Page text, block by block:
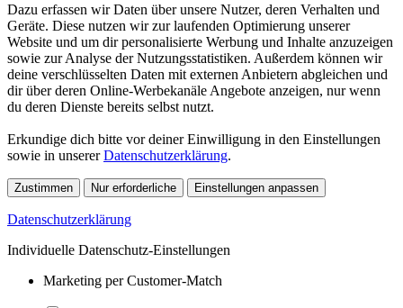
Dazu erfassen wir Daten über unsere Nutzer, deren Verhalten und
Geräte. Diese nutzen wir zur laufenden Optimierung unserer
Website und um dir personalisierte Werbung und Inhalte anzuzeigen
sowie zur Analyse der Nutzungsstatistiken. Außerdem können wir
deine verschlüsselten Daten mit externen Anbietern abgleichen und
dir über deren Online-Werbekanäle Angebote anzeigen, nur wenn
du deren Dienste bereits selbst nutzt.
Erkundige dich bitte vor deiner Einwilligung in den Einstellungen
sowie in unsererDatenschutzerklärung.
Zustimmen Nur erforderliche Einstellungen anpassen
Datenschutzerklärung
Individuelle Datenschutz-Einstellungen
Marketing per Customer-Match